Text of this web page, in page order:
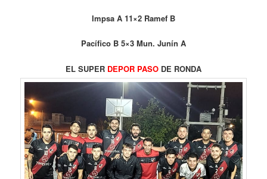
Impsa A 11×2 Ramef B
Pacífico B 5×3 Mun. Junín A
EL SUPER DEPOR PASO DE RONDA